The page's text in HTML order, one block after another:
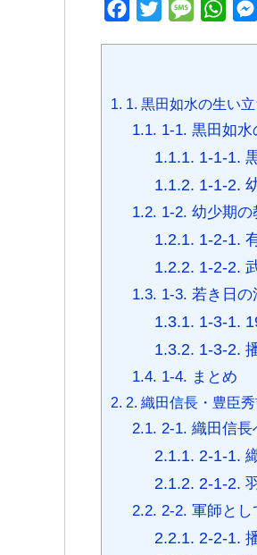
b
o
t
e
r
M
a
g
e
W
s
A
p
p
1. 1. 黒田如水の生い
1.1. 1-1. 黒田如水
1.1.1. 1-1-1.
1.1.2. 1-1-2.
1.2. 1-2. 幼少期
1.2.1. 1-2-1.
1.2.2. 1-2-2.
1.3. 1-3. 若き日の
1.3.1. 1-3-1.
1.3.2. 1-3-2.
1.4. 1-4. まとめ
2. 2. 織田信長・豊臣
2.1. 2-1. 織田信長
2.1.1. 2-1-1.
2.1.2. 2-1-2.
2.2. 2-2. 軍師とし
2.2.1. 2-2-1.